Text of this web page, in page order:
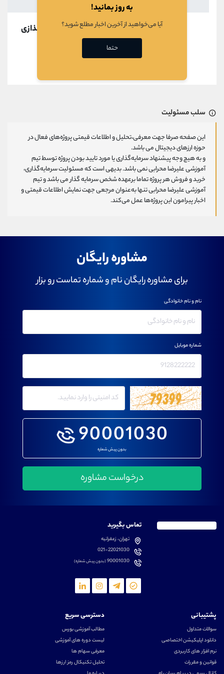
در حال بارگذازی
سلب مسئولیت
این صفحه صرفا جهت معرفی،تحلیل و اطلاعات قیمتی پروژه‌های فعال در
حوزه ارزهای دیجیتال می باشد.
و به هیچ وجه پیشنهاد سرمایه‌گذاری یا مورد تایید بودن پروژه توسط تیم
آموزشی علیرضا محرابی نمی باشد. بدیهی است که مسئولیت سرمایه‌گذاری،
خرید و فروش هر پروژه تماما برعهده شخص سرمایه گذار می باشد و تیم
آموزشی علیرضا محرابی تنها به‌عنوان مرجعی جهت نمایش اطلاعات قیمتی و
اخبار پیرامون این پروژه‌‌ها عمل می‌کند.
مشاوره رایگان
برای مشاوره رایگان نام و شماره تماست رو بزار
90001030
بدون پیش شماره
نام و نام خانوادگی
شماره موبایل
تماس بگیرید
تهران، زعفرانیه
021-22021030
90001030(بدون پیش شماره)
پشتیبانی
سوالات متداول
دانلود اپلیکیشن اختصاصی
نرم افزار های کاربردی
قوانین و مقررات
دسترسی سریع
مطالب آموزشی بورس
لیست دوره های آموزشی
معرفی سهام ها
تحلیل تکنیکال رمز ارزها
به روز بمانید!
آیا می‌خواهید از آخرین اخبار مطلع شوید؟
حتما